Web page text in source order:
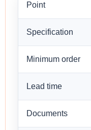
Point
Specification
Minimum order
Lead time
Documents